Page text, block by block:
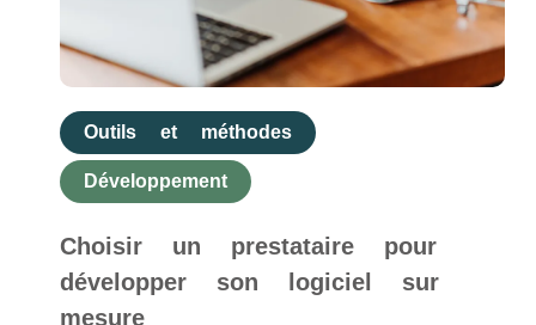
Outils et méthodes
Développement
Choisir un prestataire pour
développer son logiciel sur
mesure